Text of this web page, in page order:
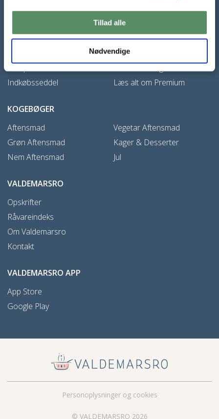
Tillad alle
Nødvendige
VALDEMARSRO PREMIUM
Madplan
Indkøbsseddel
Kundeservice
Handelsbetingelser
Læs alt om Premium
KOGEBØGER
Aftensmad
Grøn Aftensmad
Nem Aftensmad
Vegetar Aftensmad
Kager & Desserter
Jul
VALDEMARSRO
Opskrifter
Råvareindeks
Om Valdemarsro
Kontakt
VALDEMARSRO APP
App Store
Google Play
© VALDEMARSRO 2026
Personoplysninger og cookies